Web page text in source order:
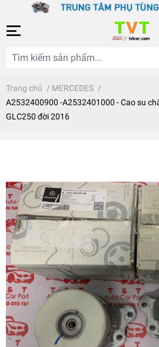
Trang chủ / MERCEDES /
A2532400900 -A2532401000 - Cao su
GLC250 đời 2016